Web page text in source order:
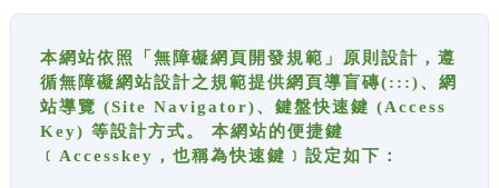
本網站依照「無障礙網頁開發規範」原則設計，遵
循無障礙網站設計之規範提供網頁導盲磚(:::)、網
站導覽 (Site Navigator)、鍵盤快速鍵 (Access
Key) 等設計方式。 本網站的便捷鍵
﹝Accesskey，也稱為快速鍵﹞設定如下：